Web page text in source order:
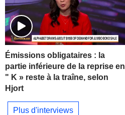
Émissions obligataires : la
partie inférieure de la reprise en
" K » reste à la traîne, selon
Hjort
Plus d'interviews